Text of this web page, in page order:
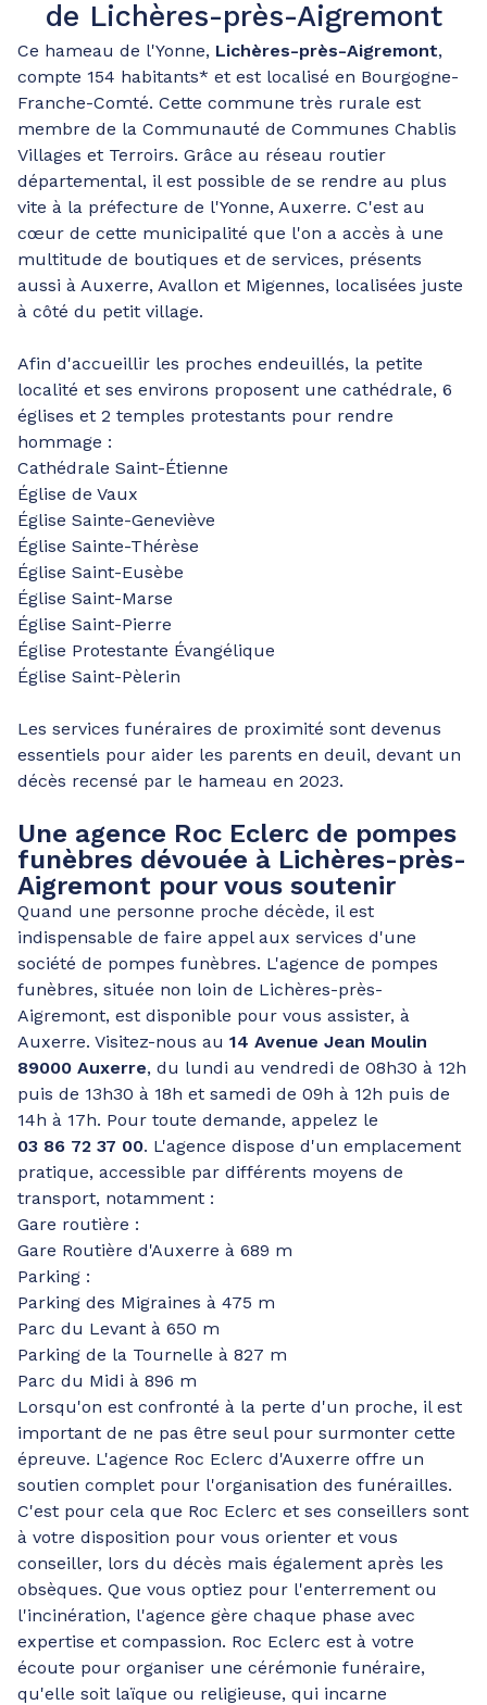
de Lichères-près-Aigremont
Ce hameau de l'Yonne, Lichères-près-Aigremont,
compte 154 habitants* et est localisé en Bourgogne-
Franche-Comté. Cette commune très rurale est
membre de la Communauté de Communes Chablis
Villages et Terroirs. Grâce au réseau routier
départemental, il est possible de se rendre au plus
vite à la préfecture de l'Yonne, Auxerre. C'est au
cœur de cette municipalité que l'on a accès à une
multitude de boutiques et de services, présents
aussi à Auxerre, Avallon et Migennes, localisées juste
à côté du petit village.
Afin d'accueillir les proches endeuillés, la petite
localité et ses environs proposent une cathédrale, 6
églises et 2 temples protestants pour rendre
hommage :
Cathédrale Saint-Étienne
Église de Vaux
Église Sainte-Geneviève
Église Sainte-Thérèse
Église Saint-Eusèbe
Église Saint-Marse
Église Saint-Pierre
Église Protestante Évangélique
Église Saint-Pèlerin
Les services funéraires de proximité sont devenus
essentiels pour aider les parents en deuil, devant un
décès recensé par le hameau en 2023.
Une agence Roc Eclerc de pompes
funèbres dévouée à Lichères-près-
Aigremont pour vous soutenir
Quand une personne proche décède, il est
indispensable de faire appel aux services d'une
société de pompes funèbres. L'agence de pompes
funèbres, située non loin de Lichères-près-
Aigremont, est disponible pour vous assister, à
Auxerre. Visitez-nous au 14 Avenue Jean Moulin
89000 Auxerre, du lundi au vendredi de 08h30 à 12h
puis de 13h30 à 18h et samedi de 09h à 12h puis de
14h à 17h. Pour toute demande, appelez le
03 86 72 37 00. L'agence dispose d'un emplacement
pratique, accessible par différents moyens de
transport, notamment :
Gare routière :
Gare Routière d'Auxerre à 689 m
Parking :
Parking des Migraines à 475 m
Parc du Levant à 650 m
Parking de la Tournelle à 827 m
Parc du Midi à 896 m
Lorsqu'on est confronté à la perte d'un proche, il est
important de ne pas être seul pour surmonter cette
épreuve. L'agence Roc Eclerc d'Auxerre offre un
soutien complet pour l'organisation des funérailles.
C'est pour cela que Roc Eclerc et ses conseillers sont
à votre disposition pour vous orienter et vous
conseiller, lors du décès mais également après les
obsèques. Que vous optiez pour l'enterrement ou
l'incinération, l'agence gère chaque phase avec
expertise et compassion. Roc Eclerc est à votre
écoute pour organiser une cérémonie funéraire,
qu'elle soit laïque ou religieuse, qui incarne